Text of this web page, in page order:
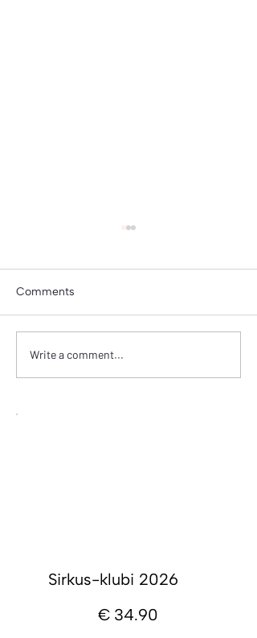
ORNAMENT, 1
Comments
Write a comment...
Sirkus-klubi 2026
€ 34.90